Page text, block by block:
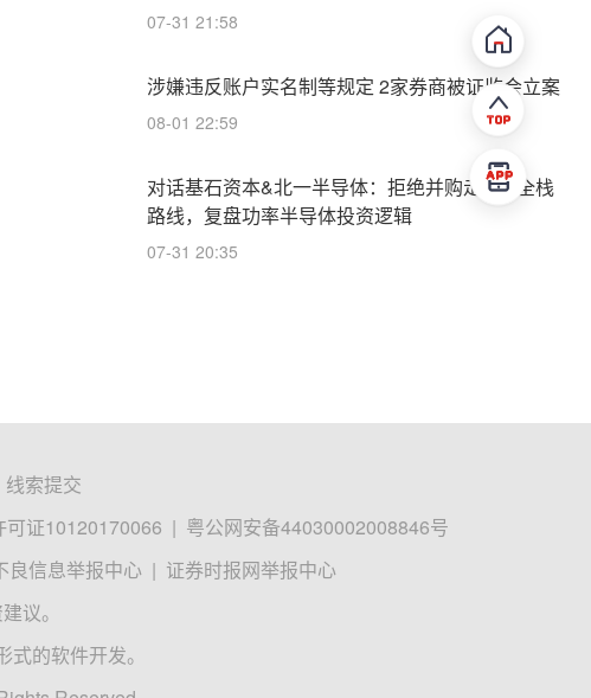
07-31 21:58
涉嫌违反账户实名制等规定 2家券商被证监会立案
08-01 22:59
对话基石资本&北一半导体：拒绝并购走IDM全栈
路线，复盘功率半导体投资逻辑
07-31 20:35
线索提交
证10120170066 | 粤公网安备44030002008846号
良信息举报中心 | 证券时报网举报中心
议。
的软件开发。